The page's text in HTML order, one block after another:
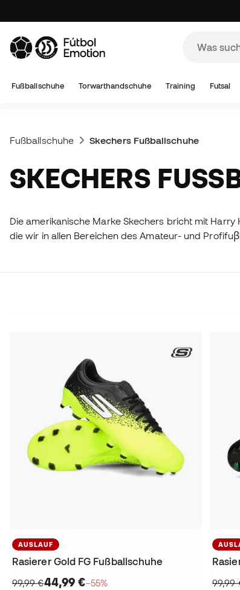
Fußballschuhe Torwarthandschuhe Training Futsal
Fußballschuhe Skechers Fußballschuhe
SKECHERS
Die amerikanische Marke Skechers bricht mit
die wir in allen Bereichen des Amateur- und
AUSLAUF
Rasierer Gold FG Fußballschuhe
99,99 €44,99 €−55%
99,99